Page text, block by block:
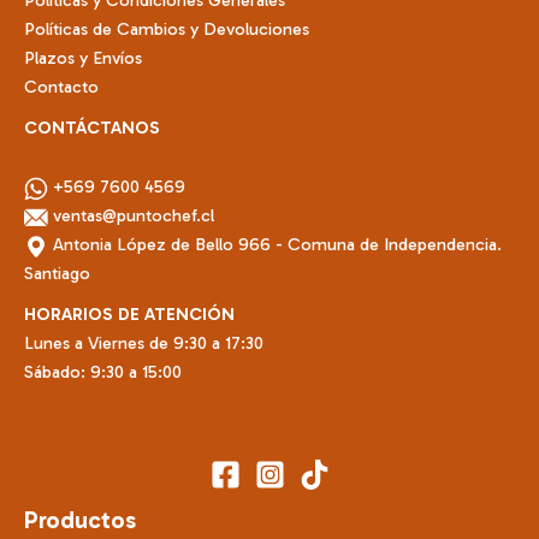
producto
Políticas de Cambios y Devoluciones
Plazos y Envíos
Contacto
CONTÁCTANOS
+569 7600 4569
ventas@puntochef.cl
Antonia López de Bello 966 - Comuna de Independencia.
Santiago
HORARIOS DE ATENCIÓN
Lunes a Viernes de 9:30 a 17:30
Sábado: 9:30 a 15:00
Productos